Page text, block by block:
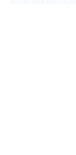
ผลให้ผู้ป่วยวิกฤตเ